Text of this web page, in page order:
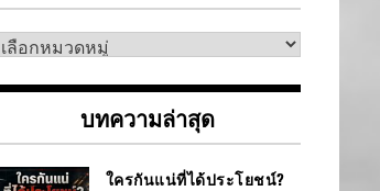
เลือก
มู่
บทความล่าสุด
ใครกันแน่ที่ได้ประโยชน์?